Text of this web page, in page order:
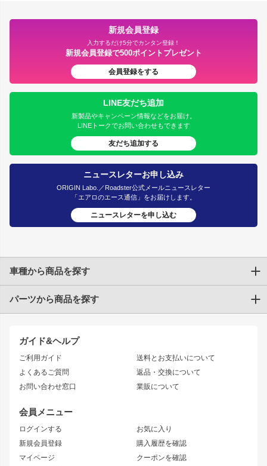
新規会員登録
入力するだけ5分でカンタン登録！
新規会員登録で500ポイントプレゼント
会員登録をする
LINE友だち追加
新製品やキャンペーン情報などをお届け。
LINEトークでお問い合わせもできます
友だち追加する
ニュースレターお申し込み
ORIGIN Labo.／Roadster公式メールニュースレター
「エアロのエース通信」をお届けします。
ニュースレターを申し込む
ガイド&ヘルプ
ご利用ガイド
よくあるご質問
お問い合わせ窓口
送料とお支払いについて
返品・交換について
業販について
会員メニュー
ログインする
新規会員登録
マイページ
お気に入り
購入履歴を確認
クーポンを確認
車種から商品を探す
トヨタ
JZX90 CHASER
JZX110 MARK II
JZX100 MARK II
JZX90 MARK II
トレノ
マークX
アリスト
ソアラ
アルテッツァ
ニッサン
パーツから商品を探す
エアロシリーズ
ドリフトライン
風神
雷神
レーシングライン
アタックライン
ストリームライン